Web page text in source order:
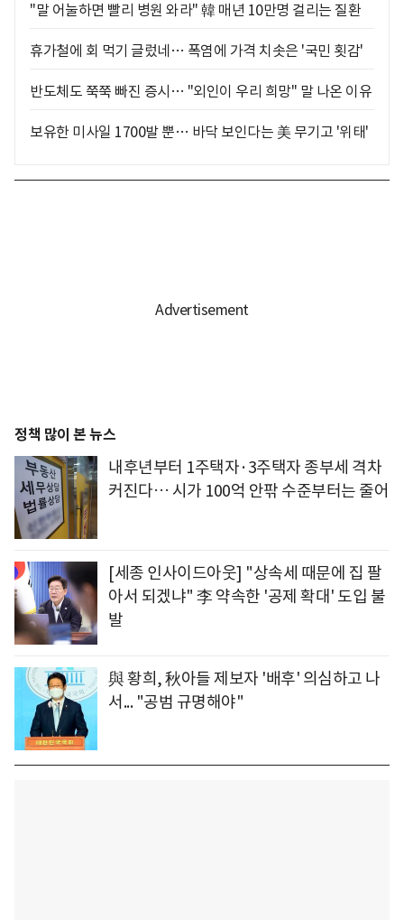
"말 어눌하면 빨리 병원 와라" 韓 매년 10만명 걸리는 질환
휴가철에 회 먹기 글렀네… 폭염에 가격 치솟은 '국민 횟감'
반도체도 쭉쭉 빠진 증시… "외인이 우리 희망" 말 나온 이유
보유한 미사일 1700발 뿐… 바닥 보인다는 美 무기고 '위태'
정책 많이 본 뉴스
내후년부터 1주택자·3주택자 종부세 격차
커진다… 시가 100억 안팎 수준부터는 줄어
[세종 인사이드아웃] "상속세 때문에 집 팔
아서 되겠냐" 李 약속한 '공제 확대' 도입 불
발
與 황희, 秋아들 제보자 '배후' 의심하고 나
서... "공범 규명해야"